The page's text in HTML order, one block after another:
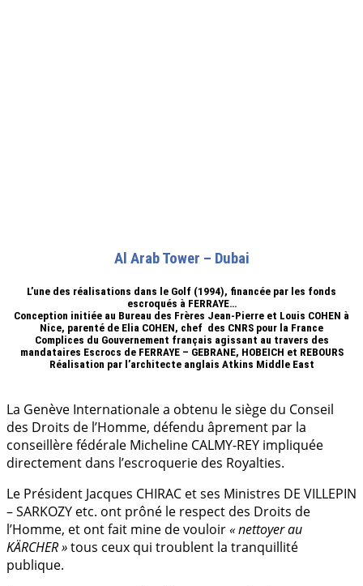
Al Arab Tower – Dubai
L’une des réalisations dans le Golf (1994), financée par les fonds
escroqués à FERRAYE…
Conception initiée au Bureau des Frères Jean-Pierre et Louis COHEN à
Nice, parenté de Elia COHEN, chef des CNRS pour la France
Complices du Gouvernement français agissant au travers des
mandataires Escrocs de FERRAYE – GEBRANE, HOBEICH et REBOURS
Réalisation par l’architecte anglais Atkins Middle East
La Genève Internationale a obtenu le siège du Conseil
des Droits de l’Homme, défendu âprement par la
conseillère fédérale Micheline CALMY-REY impliquée
directement dans l’escroquerie des Royalties.
Le Président Jacques CHIRAC et ses Ministres DE VILLEPIN
– SARKOZY etc. ont prôné le respect des Droits de
l’Homme, et ont fait mine de vouloir« nettoyer au
KÄRCHER »tous ceux qui troublent la tranquillité
publique.